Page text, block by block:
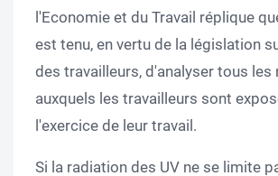
l'Economie et du Travail réplique
est tenu, en vertu de la législation
des travailleurs, d'analyser tous les
auxquels les travailleurs sont
l'exercice de leur travail.
Si la radiation des UV ne se limite